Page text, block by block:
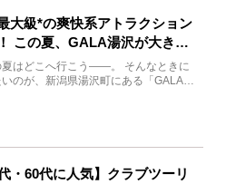
大級*の爽快系アトラクション
この夏、GALA湯沢が大きく
変わる
夏はどこへ行こう――。 そんなときに
のが、新潟県湯沢町にある「GALA湯
代・60代に人気】クラブツーリ